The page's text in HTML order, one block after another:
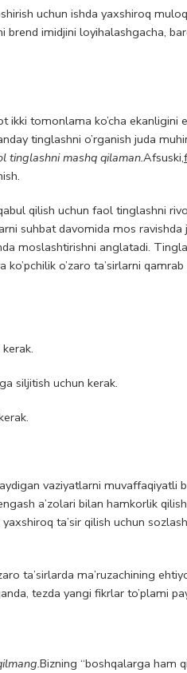
uchun ishda yaxshiroq
imidjini loyihalashgacha,
ikki tomonlama ko’cha ekanligini
tinglashni o’rganish juda
tinglashni mashq qilaman.Afsuski,
qilish uchun faol tinglashni
suhbat davomida mos ravishda
moslashtirishni anglatadi.
o’zaro ta’sirlarni
siljitish uchun kerak.
vaziyatlarni muvaffaqiyatli
a’zolari bilan hamkorlik
ta’sir qilish uchun
ta’sirlarda ma’ruzachining
tezda yangi fikrlar to’plami
Bizning “boshqalarga ham